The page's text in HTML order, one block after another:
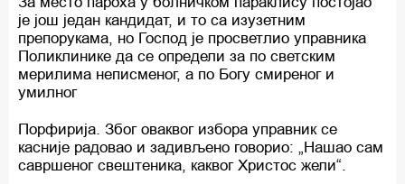
је још један кандидат, и то са изузетним
препорукама, но Господ је просветлио управника
Поликлинике да се определи за по светским
мерилима неписменог, а по Богу смиреног и
умилног
Порфирија. Због оваквог избора управник се
касније радовао и задивљено говорио: „Нашао сам
савршеног свештеника, каквог Христос жели“.